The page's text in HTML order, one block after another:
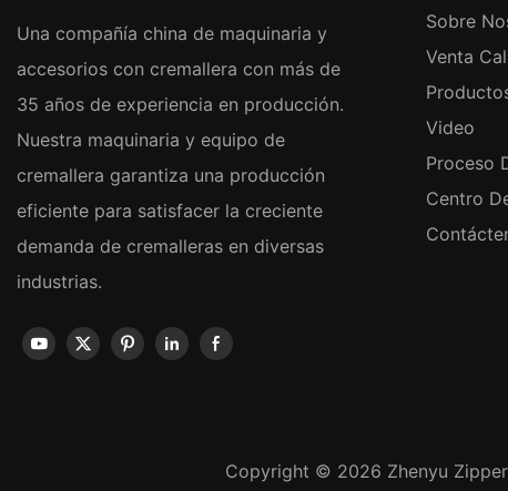
Una compañía china de maquinaria y
accesorios con cremallera con más de
35 años de experiencia en producción.
Nuestra maquinaria y equipo de
cremallera garantiza una producción
eficiente para satisfacer la creciente
demanda de cremalleras en diversas
industrias.
Sobre
Venta
Video
Proceso
Centro
Copyright © 2026 Zhenyu